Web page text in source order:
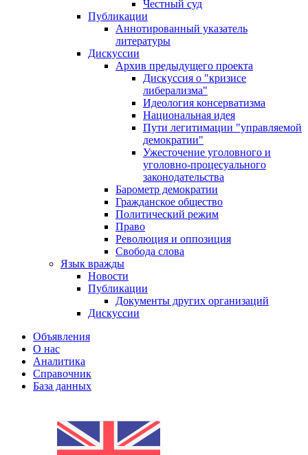
Честный суд
Публикации
Аннотированный указатель
литературы
Дискуссии
Архив предыдущего проекта
Дискуссия о "кризисе
либерализма"
Идеология консерватизма
Национальная идея
Пути легитимации "управляемой
демократии"
Ужесточение уголовного и
уголовно-процесуального
законодательства
Барометр демократии
Гражданское общество
Политический режим
Право
Революция и оппозиция
Свобода слова
Язык вражды
Новости
Публикации
Документы других организаций
Дискуссии
Объявления
О нас
Аналитика
Справочник
База данных